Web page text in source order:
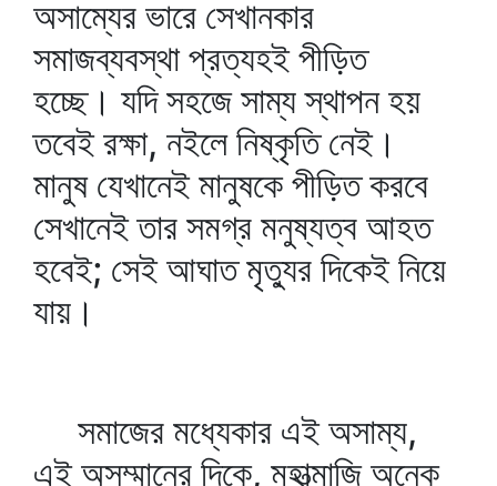
অসাম্যের ভারে সেখানকার
সমাজব্যবস্থা প্রত্যহই পীড়িত
হচ্ছে। যদি সহজে সাম্য স্থাপন হয়
তবেই রক্ষা, নইলে নিষ্কৃতি নেই।
মানুষ যেখানেই মানুষকে পীড়িত করবে
সেখানেই তার সমগ্র মনুষ্যত্ব আহত
হবেই; সেই আঘাত মৃত্যুর দিকেই নিয়ে
যায়।
সমাজের মধ্যেকার এই অসাম্য,
এই অসম্মানের দিকে, মহাত্মাজি অনেক